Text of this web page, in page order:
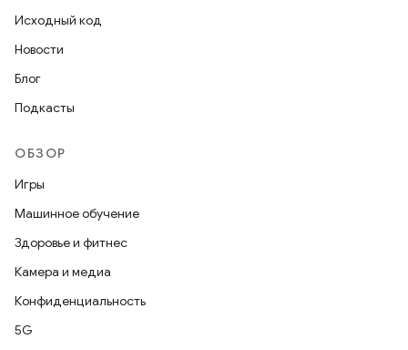
Исходный код
Новости
Блог
Подкасты
ОБЗОР
Игры
Машинное обучение
Здоровье и фитнес
Камера и медиа
Конфиденциальность
5G